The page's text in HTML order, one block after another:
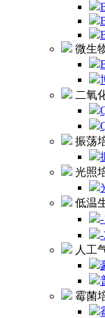
微生
二氧
振荡
光照
低温
人工
霉菌